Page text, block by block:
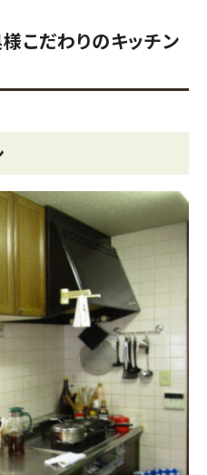
こだわりのキッチン